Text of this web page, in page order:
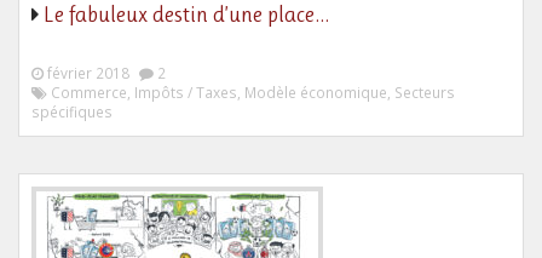
Le fabuleux destin d’une place…
février 2018
2
Commerce, Impôts / Taxes, Modèle économique, Secteurs
spécifiques